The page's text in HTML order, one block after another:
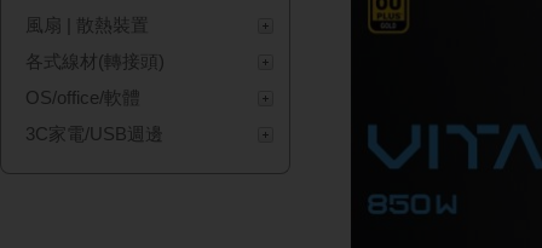
風扇 | 散熱裝置
各式線材(轉接頭)
OS/office/軟體
3C家電/USB週邊